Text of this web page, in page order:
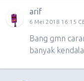
arif
6 Mei 2018 16:15
Bang gmn
banyak